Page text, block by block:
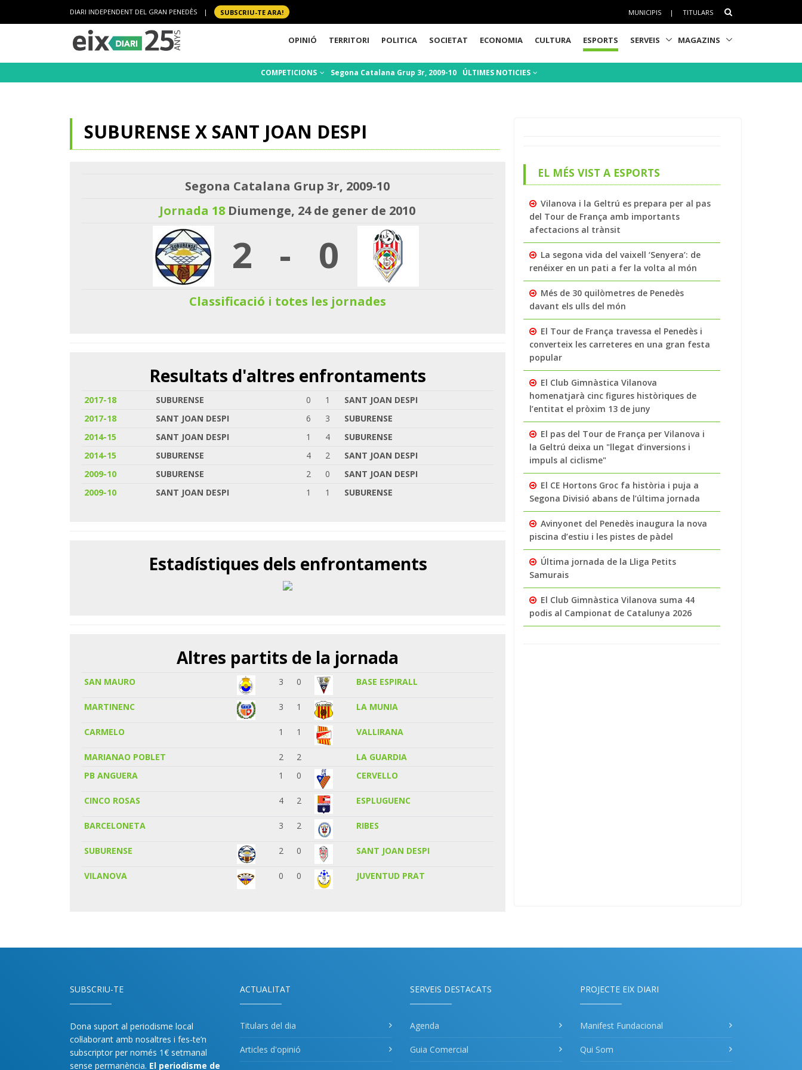
DIARI INDEPENDENT DEL GRAN PENEDÈS | SUBSCRIU-TE ARA! MUNICIPIS | TITULARS
OPINIÓ TERRITORI POLITICA SOCIETAT ECONOMIA CULTURA ESPORTS SERVEIS MAGAZINS
COMPETICIONS Segona Catalana Grup 3r, 2009-10 ÚLTIMES NOTICIES
SUBURENSE X SANT JOAN DESPI
Segona Catalana Grup 3r, 2009-10
Jornada 18 Diumenge, 24 de gener de 2010
2 - 0
Classificació i totes les jornades
Resultats d'altres enfrontaments
2017-18 SUBURENSE 0 1
SANT JOAN DESPI
2017-18
SANT JOAN DESPI 6 3
SUBURENSE
2014-15
SANT JOAN DESPI 1 4
SUBURENSE
2014-15
SUBURENSE 4 2
SANT JOAN DESPI
2009-10
SUBURENSE 2 0
SANT JOAN DESPI
2009-10
SANT JOAN DESPI 1 1 SUBURENSE
Estadístiques dels enfrontaments
Altres partits de la jornada
SAN MAURO 3 0 BASE ESPIRALL
MARTINENC 3 1 LA MUNIA
CARMELO 1 1 VALLIRANA
MARIANAO POBLET 2 2
LA GUARDIA
PB ANGUERA
1 0 CERVELLO
CINCO ROSAS 4 2 ESPLUGUENC
BARCELONETA 3 2 RIBES
SUBURENSE 2 0 SANT JOAN DESPI
VILANOVA 0 0 JUVENTUD PRAT
EL MÉS VIST A ESPORTS
Vilanova i la Geltrú es prepara per al pas
del Tour de França amb importants
afectacions al trànsit
La segona vida del vaixell ‘Senyera’: de
renéixer en un pati a fer la volta al món
Més de 30 quilòmetres de Penedès
davant els ulls del món
El Tour de França travessa el Penedès i
converteix les carreteres en una gran festa
popular
El Club Gimnàstica Vilanova
homenatjarà cinc figures històriques de
l’entitat el pròxim 13 de juny
El pas del Tour de França per Vilanova i
la Geltrú deixa un "llegat d’inversions i
impuls al ciclisme"
El CE Hortons Groc fa història i puja a
Segona Divisió abans de l’última jornada
Avinyonet del Penedès inaugura la nova
piscina d’estiu i les pistes de pàdel
Última jornada de la Lliga Petits
Samurais
El Club Gimnàstica Vilanova suma 44
podis al Campionat de Catalunya 2026
SUBSCRIU-TE
Dona suport al periodisme local
col·laborant amb nosaltres i fes-te’n
subscriptor per només 1€ setmanal
sense permanència. El periodisme de
ACTUALITAT
Titulars del dia
Articles d'opinió
SERVEIS DESTACATS
Agenda
Guia Comercial
PROJECTE EIX DIARI
Manifest Fundacional
Qui Som